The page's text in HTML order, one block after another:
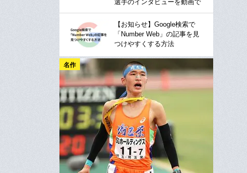
選手のインタビューを動画で
【お知らせ】Google検索で
「Number Web」の記事を見
つけやすくする方法
名作